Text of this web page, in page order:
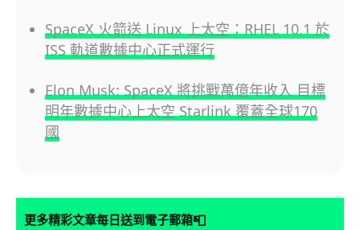
SpaceX 火箭送 Linux 上太空：RHEL 10.1 於
ISS 軌道數據中心正式運行
Elon Musk: SpaceX 將挑戰萬億年收入 目標
明年數據中心上太空 Starlink 覆蓋全球170
國
更多精彩文章每日送到電子郵箱📮